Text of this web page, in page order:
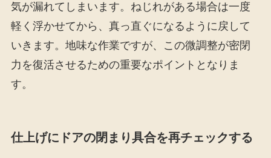
気が漏れてしまいます。ねじれがある場合は一度
軽く浮かせてから、真っ直ぐになるように戻して
いきます。地味な作業ですが、この微調整が密閉
力を復活させるための重要なポイントとなりま
す。
仕上げにドアの閉まり具合を再チェックする